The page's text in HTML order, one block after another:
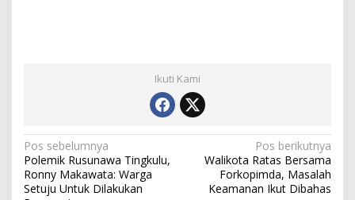
Ikuti Kami
N
a
v
Pos sebelumnya
Polemik Rusunawa Tingkulu,
Ronny Makawata: Warga
Setuju Untuk Dilakukan
Pos berikutnya
Walikota Ratas Bersama
Forkopimda, Masalah
Keamanan Ikut Dibahas